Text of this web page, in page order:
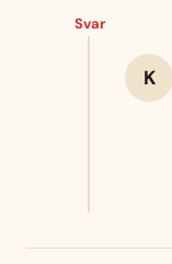
Svar
K